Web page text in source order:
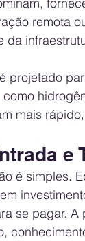
remota
da
projetado
mais
e
é simples.
se pagar.